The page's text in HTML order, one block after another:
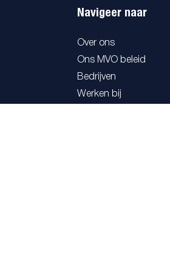
Navigeer naar
Over ons
Ons MVO beleid
Bedrijven
Werken bij